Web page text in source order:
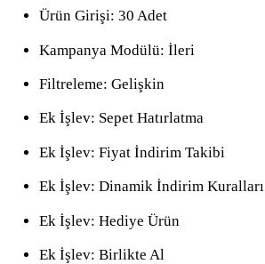
Ürün Girişi: 30 Adet
Kampanya Modülü: İleri
Filtreleme: Gelişkin
Ek İşlev: Sepet Hatırlatma
Ek İşlev: Fiyat İndirim Takibi
Ek İşlev: Dinamik İndirim Kuralları
Ek İşlev: Hediye Ürün
Ek İşlev: Birlikte Al